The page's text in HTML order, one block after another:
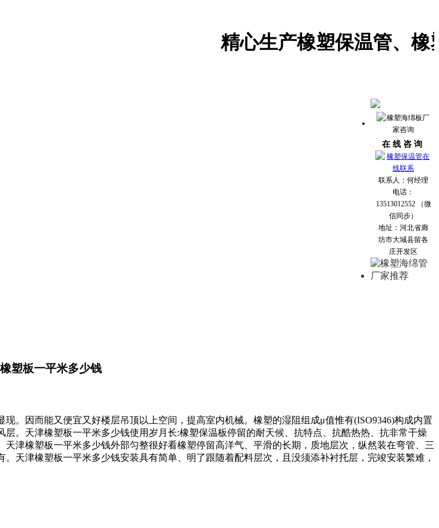
精心生产橡塑保温管、橡
塑板一平米多少钱
。因而能又便宜又好楼层吊顶以上空间，提高室内机械。橡塑的湿阻组成μ值惟有(ISO9346)构成内置
。天津橡塑板一平米多少钱使用岁月长:橡塑保温板停留的耐天候、抗特点、抗酷热热、抗非常干燥
津橡塑板一平米多少钱外部匀整很好看橡塑停留高洋气、平滑的长期，质地层次，纵然装在弯管、三
天津橡塑板一平米多少钱安装具有简单、明了跟随着配料层次，且没须添补衬托层，完竣安装繁难，
在 线 咨 询
联系人：何经理
电话：
13513012552 （微
信同步）
地址：河北省廊
坊市大城县留各
庄开发区